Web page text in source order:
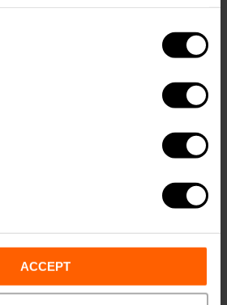
ACCEPT
- 45 beoordelingen
Tourist Card